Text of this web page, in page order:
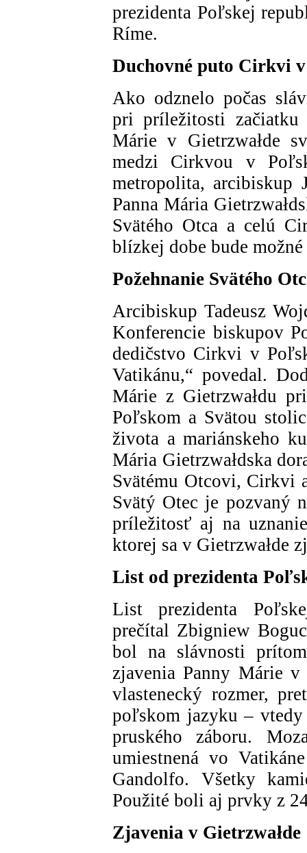
prezidenta Poľskej
Ríme.
Duchovné puto Cirkvi
Ako odznelo počas
pri príležitosti
Márie v Gietrzwałde
medzi Cirkvou v
metropolita, arcibiskup
Panna Mária
Svätého Otca a celú
blízkej dobe bude
Požehnanie Svätého
Arcibiskup Tadeusz
Konferencie biskupov
dedičstvo Cirkvi v
Vatikánu,“ povedal.
Márie z Gietrzwałdu
Poľskom a Svätou
života a mariánskeho
Mária Gietrzwałdska
Svätému Otcovi, Cirkvi
Svätý Otec je pozvaný
príležitosť aj na
ktorej sa v Gietrzwałde
List od prezidenta
List prezidenta
prečítal Zbigniew
bol na slávnosti
zjavenia Panny Márie
vlastenecký rozmer,
poľskom jazyku – vtedy
pruského záboru.
umiestnená vo
Gandolfo. Všetky
Použité boli aj prvky z
Zjavenia v Gietrzwałde